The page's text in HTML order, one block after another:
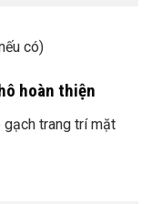
có)
hoàn thiện
gạch trang trí mặt